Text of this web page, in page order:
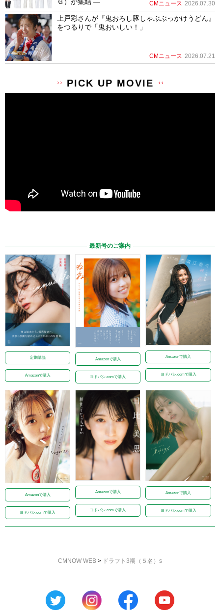
CMニュース 2026.07.30
上戸彩さんが『鬼おろし豚しゃぶぶっかけうどん』
をつるりで「鬼おいしい！」
CMニュース 2026.07.21
PICK UP MOVIE
最新号のご案内
定期購読
Amazonで購入
Amazonで購入
ヨドバシ.comで購入
Amazonで購入
ヨドバシ.comで購入
Amazonで購入
ヨドバシ.comで購入
Amazonで購入
ヨドバシ.comで購入
Amazonで購入
ヨドバシ.comで購入
CMNOW WEB > ドラフト3期（５名）s